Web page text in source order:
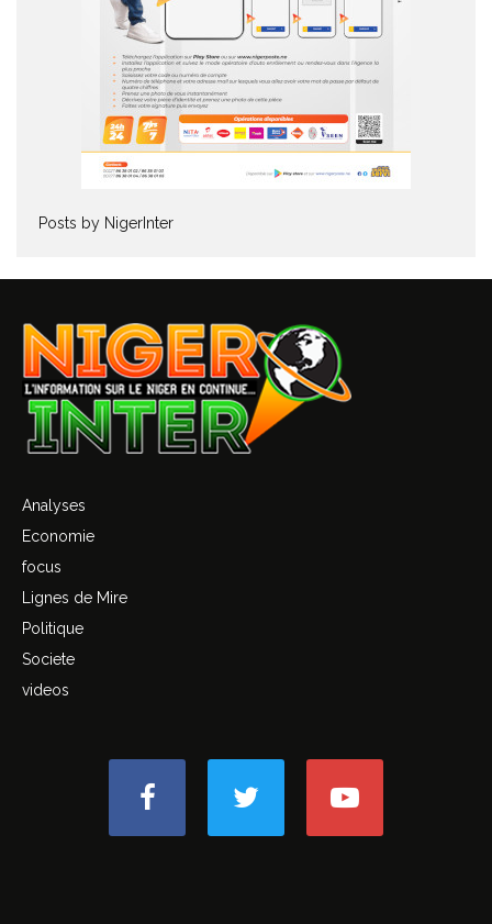
Posts by NigerInter
Analyses
Economie
focus
Lignes de Mire
Politique
Societe
videos